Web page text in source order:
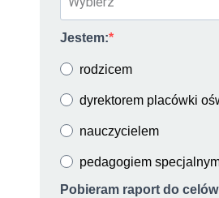
Jestem:
rodzicem
dyrektorem placówki
nauczycielem
pedagogiem
Pobieram raport do